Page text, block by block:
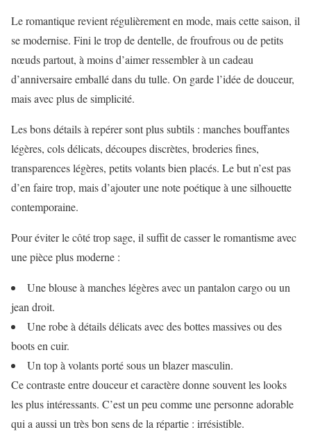
Le romantique revient régulièrement en mode, mais cette saison, il
se modernise. Fini le trop de dentelle, de froufrous ou de petits
nœuds partout, à moins d’aimer ressembler à un cadeau
d’anniversaire emballé dans du tulle. On garde l’idée de douceur,
mais avec plus de simplicité.
Les bons détails à repérer sont plus subtils : manches bouffantes
légères, cols délicats, découpes discrètes, broderies fines,
transparences légères, petits volants bien placés. Le but n’est pas
d’en faire trop, mais d’ajouter une note poétique à une silhouette
contemporaine.
Pour éviter le côté trop sage, il suffit de casser le romantisme avec
une pièce plus moderne :
Une blouse à manches légères avec un pantalon cargo ou un
jean droit.
Une robe à détails délicats avec des bottes massives ou des
boots en cuir.
Un top à volants porté sous un blazer masculin.
Ce contraste entre douceur et caractère donne souvent les looks
les plus intéressants. C’est un peu comme une personne adorable
qui a aussi un très bon sens de la répartie : irrésistible.